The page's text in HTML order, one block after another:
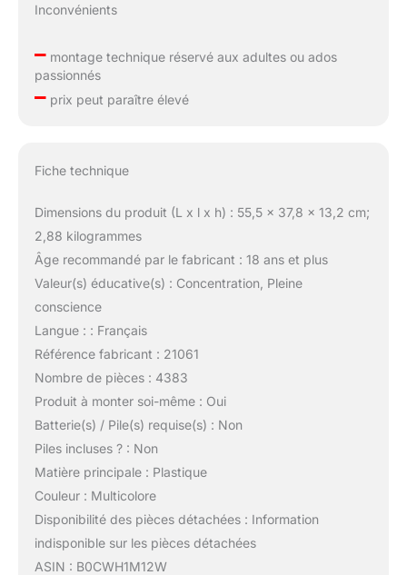
Inconvénients
–montage technique réservé aux adultes ou ados
passionnés
–prix peut paraître élevé
Fiche technique
Dimensions du produit (L x l x h) : 55,5 x 37,8 x 13,2 cm;
2,88 kilogrammes
Âge recommandé par le fabricant : 18 ans et plus
Valeur(s) éducative(s) : Concentration, Pleine
conscience
Langue : : Français
Référence fabricant : 21061
Nombre de pièces : 4383
Produit à monter soi-même : Oui
Batterie(s) / Pile(s) requise(s) : Non
Piles incluses ? : Non
Matière principale : Plastique
Couleur : Multicolore
Disponibilité des pièces détachées : Information
indisponible sur les pièces détachées
ASIN : B0CWH1M12W